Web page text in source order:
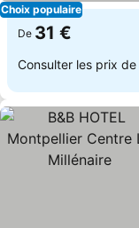
Choix populaire
De 31 €
Consulter les prix de